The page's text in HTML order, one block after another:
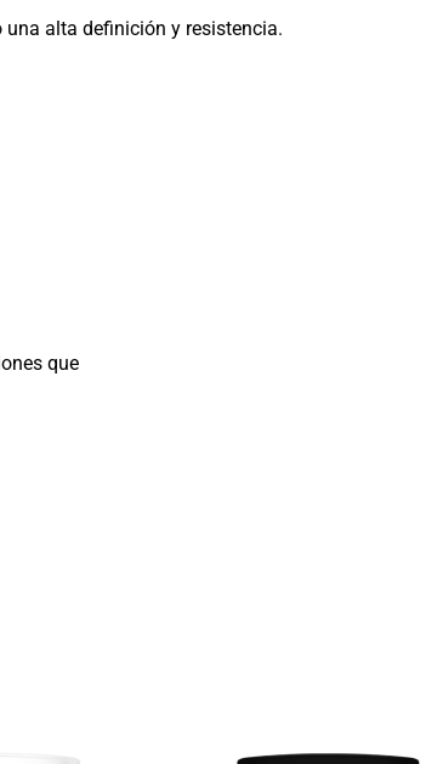
alta definición y resistencia.
que